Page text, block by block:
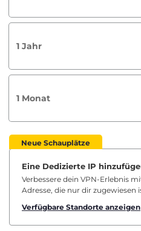
1 Jahr
1 Monat
Neue Schauplätze
Eine Dedizierte IP
Verbessere dein VPN-Erlebnis
Adresse, die nur dir zugewiesen
Verfügbare Standorte anzeigen